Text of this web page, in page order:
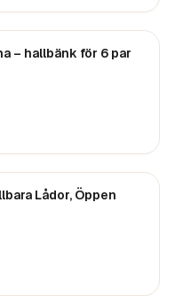
– hallbänk för 6 par
Lådor, Öppen